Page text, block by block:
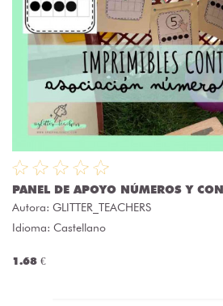
PANEL DE APOYO NÚMEROS Y
Autora: GLITTER_TEACHERS
Idioma: Castellano
1.68 €